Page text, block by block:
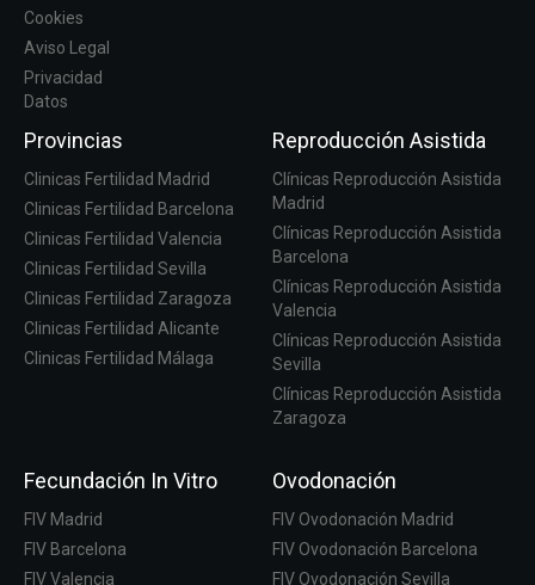
Cookies
Aviso Legal
Privacidad
Datos
Provincias
Clinicas Fertilidad Madrid
Clinicas Fertilidad Barcelona
Clinicas Fertilidad Valencia
Clinicas Fertilidad Sevilla
Clinicas Fertilidad Zaragoza
Clinicas Fertilidad Alicante
Clinicas Fertilidad Málaga
Reproducción Asistida
Clínicas Reproducción Asistida
Madrid
Clínicas Reproducción Asistida
Barcelona
Clínicas Reproducción Asistida
Valencia
Clínicas Reproducción Asistida
Sevilla
Clínicas Reproducción Asistida
Zaragoza
Fecundación In Vitro
FIV Madrid
FIV Barcelona
FIV Valencia
Ovodonación
FIV Ovodonación Madrid
FIV Ovodonación Barcelona
FIV Ovodonación Sevilla